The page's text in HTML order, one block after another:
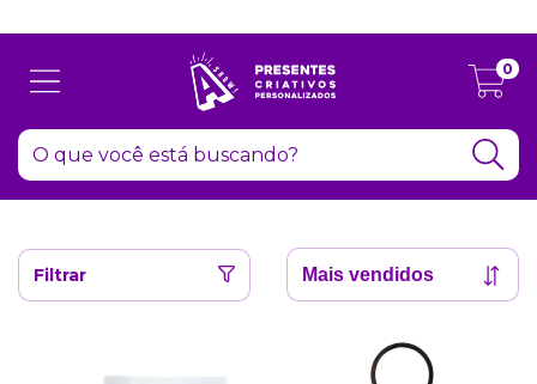
0
Filtrar